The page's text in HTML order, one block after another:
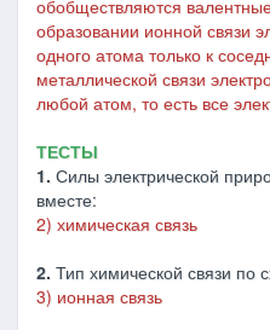
обобществляются
образовании ионной связи
одного атома только к
металлической связи
любой атом, то есть все
ТЕСТЫ
1. Силы электрической
вместе:
2) химическая связь
2. Тип химической связи по
3) ионная связь